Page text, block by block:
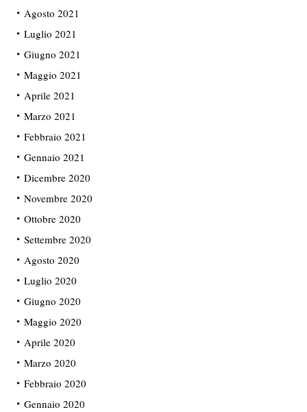
Agosto 2021
Luglio 2021
Giugno 2021
Maggio 2021
Aprile 2021
Marzo 2021
Febbraio 2021
Gennaio 2021
Dicembre 2020
Novembre 2020
Ottobre 2020
Settembre 2020
Agosto 2020
Luglio 2020
Giugno 2020
Maggio 2020
Aprile 2020
Marzo 2020
Febbraio 2020
Gennaio 2020